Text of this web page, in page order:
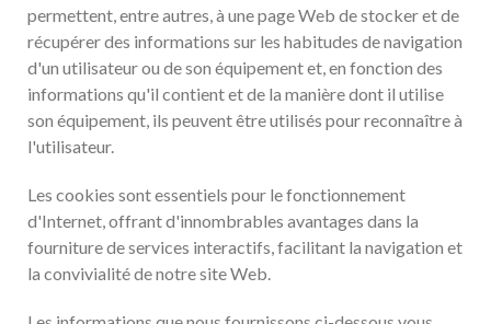
permettent, entre autres, à une page Web de stocker et de
récupérer des informations sur les habitudes de navigation
d'un utilisateur ou de son équipement et, en fonction des
informations qu'il contient et de la manière dont il utilise
son équipement, ils peuvent être utilisés pour reconnaître à
l'utilisateur.
Les cookies sont essentiels pour le fonctionnement
d'Internet, offrant d'innombrables avantages dans la
fourniture de services interactifs, facilitant la navigation et
la convivialité de notre site Web.